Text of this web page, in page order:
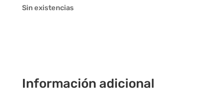
Sin existencias
Información adicional